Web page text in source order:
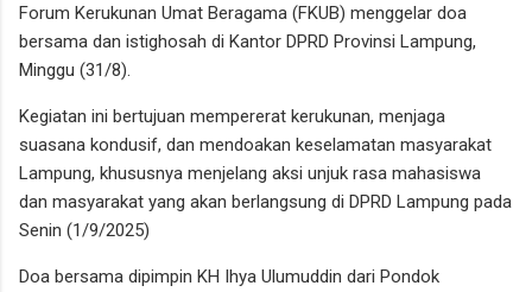
Forum Kerukunan Umat Beragama (FKUB) menggelar doa
bersama dan istighosah di Kantor DPRD Provinsi Lampung,
Minggu (31/8).
Kegiatan ini bertujuan mempererat kerukunan, menjaga
suasana kondusif, dan mendoakan keselamatan masyarakat
Lampung, khususnya menjelang aksi unjuk rasa mahasiswa
dan masyarakat yang akan berlangsung di DPRD Lampung pada
Senin (1/9/2025)
Doa bersama dipimpin KH Ihya Ulumuddin dari Pondok